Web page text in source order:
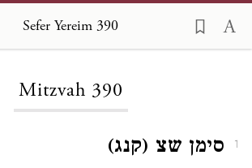
Sefer Yereim 390
Mitzvah 390
1
סימן שצ (קנג)